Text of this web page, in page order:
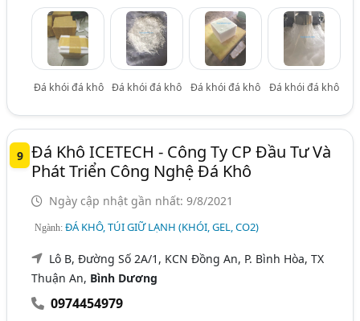
Đá khói đá khô Đá khói đá khô Đá khói đá khô Đá khói đá khô
9 Đá Khô ICETECH - Công Ty CP Đầu Tư Và
Phát Triển Công Nghệ Đá Khô
Ngày cập nhật gần nhất: 9/8/2021
Ngành:ĐÁ KHÔ, TÚI GIỮ LẠNH (KHÓI, GEL, CO2)
Lô B, Đường Số 2A/1, KCN Đồng An, P. Bình Hòa, TX
Thuận An, Bình Dương
0974454979